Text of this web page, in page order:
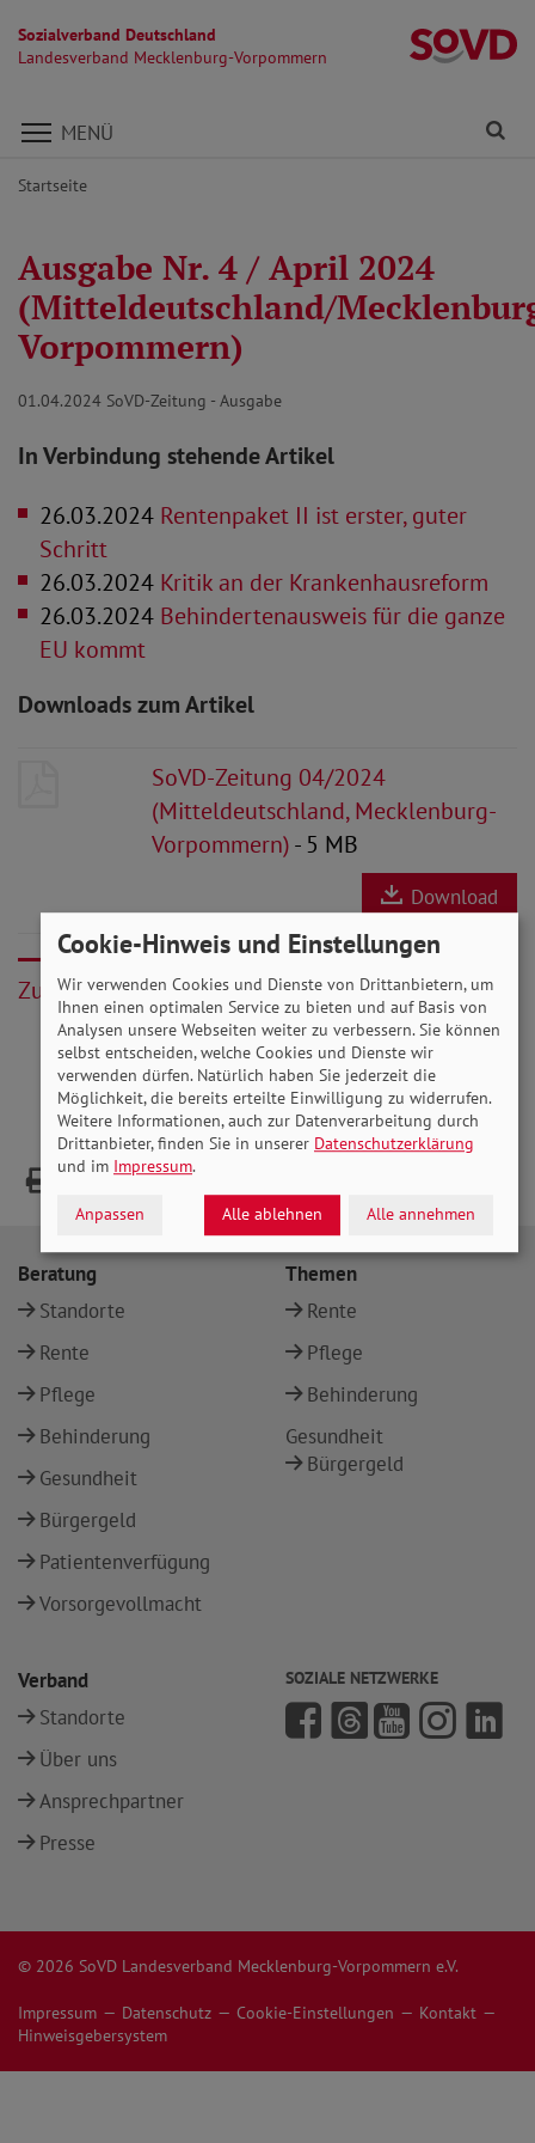
Sozialverband Deutschland
Landesverband Mecklenburg-Vorpommern
Direkt zu den Inhalten springen
MENÜ
Startseite
Ausgabe Nr. 4 / April 2024
(Mitteldeutschland/
Vorpommern)
01.04.2024 SoVD-Zeitung - Ausgabe
In Verbindung stehende Artikel
26.03.2024 Rentenpaket II ist erster, guter
Schritt
26.03.2024 Kritik an der Krankenhausreform
26.03.2024 Behindertenausweis für die ganze
EU kommt
Downloads zum Artikel
SoVD-Zeitung 04/2024
(Mitteldeutschland, Mecklenburg-
Vorpommern)- 5 MB
Download
Zurück
Beratung
Standorte
Rente
Pflege
Behinderung
Gesundheit
Bürgergeld
Patientenverfügung
Vorsorgevollmacht
Themen
Rente
Pflege
Behinderung
Gesundheit
Bürgergeld
Verband
Standorte
Über uns
Ansprechpartner
Presse
SOZIALE NETZWERKE
© 2026 SoVD Landesverband Mecklenburg-Vorpommern e.V.
Impressum Datenschutz Cookie-Einstellungen
Kontakt
Hinweisgebersystem
Cookie-Hinweis und Einstellungen
Wir verwenden Cookies und Dienste von Drittanbietern, um
Ihnen einen optimalen Service zu bieten und auf Basis von
Analysen unsere Webseiten weiter zu verbessern. Sie können
selbst entscheiden, welche Cookies und Dienste wir
verwenden dürfen. Natürlich haben Sie jederzeit die
Möglichkeit, die bereits erteilte Einwilligung zu widerrufen.
Weitere Informationen, auch zur Datenverarbeitung durch
Drittanbieter, finden Sie in unserer Datenschutzerklärung
und im Impressum.
Anpassen Alle ablehnen Alle annehmen